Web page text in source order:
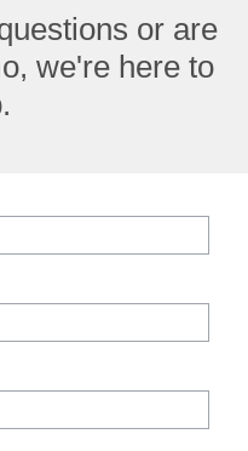
or are
we're here to